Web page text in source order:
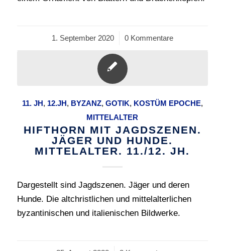
1. September 2020
/ 0 Kommentare
11. JH, 12.JH, BYZANZ, GOTIK, KOSTÜM EPOCHE,
MITTELALTER
HIFTHORN MIT JAGDSZENEN.
JÄGER UND HUNDE.
MITTELALTER. 11./12. JH.
Dargestellt sind Jagdszenen. Jäger und deren
Hunde. Die altchristlichen und mittelalterlichen
byzantinischen und italienischen Bildwerke.